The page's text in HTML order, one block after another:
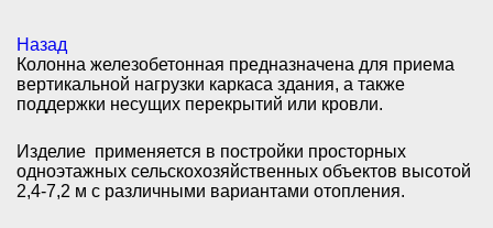
Назад
Колонна железобетонная предназначена для приема
вертикальной нагрузки каркаса здания, а также
поддержки несущих перекрытий или кровли.
Изделие применяется в постройки просторных
одноэтажных сельскохозяйственных объектов высотой
2,4-7,2 м с различными вариантами отопления.